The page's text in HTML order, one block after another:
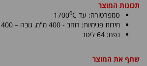
תכונות המוצר
טמפרטורה: עד C
17000
מידות פנימיות: רוחב - 400 מ"מ, גובה – 400 מ"מ
נפח: 64 ליטר
שתף את המוצר